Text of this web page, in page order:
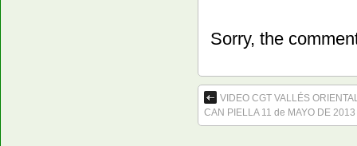
Sorry, the
VIDEO CGT VALLÉS
CAN PIELLA 11 de MAYO DE 2013